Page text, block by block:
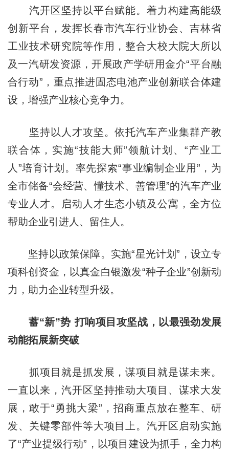
汽开区坚持以平台赋能。着力构建高能级
创新平台，发挥长春市汽车行业协会、吉林省
工业技术研究院等作用，整合大校大院大所以
及一汽研发资源，开展政产学研用金介“平台融
合行动”，重点推进固态电池产业创新联合体建
设，增强产业核心竞争力。
坚持以人才攻坚。依托汽车产业集群产教
联合体，实施“技能大师”领航计划、“产业工
人”培育计划。率先探索“事业编制企业用”，为
全市储备“会经营、懂技术、善管理”的汽车产业
专业人才。启动人才生态小镇及公寓，全方位
帮助企业引进人、留住人。
坚持以政策保障。实施“星光计划”，设立专
项科创资金，以真金白银激发“种子企业”创新动
力，助力企业转型升级。
蓄“新”势 打响项目攻坚战，以最强劲发展
动能拓展新突破
抓项目就是抓发展，谋项目就是谋未来。
一直以来，汽开区坚持推动大项目、谋求大发
展，敢于“勇挑大梁”，招商重点放在整车、研
发、关键零部件等大项目上。汽开区启动实施
了“产业提级行动”，以项目建设为抓手，全力构